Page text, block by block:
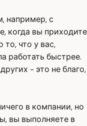
например, с
когда вы приходите
то, что у вас,
работать быстрее.
- это не благо,
в компании, но
вы выполняете в